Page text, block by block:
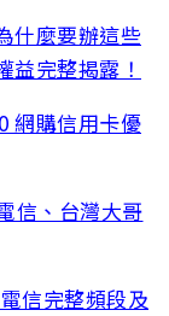
什麼要辦這些
益完整揭露！
網購信用卡優
信、台灣大哥
信完整頻段及